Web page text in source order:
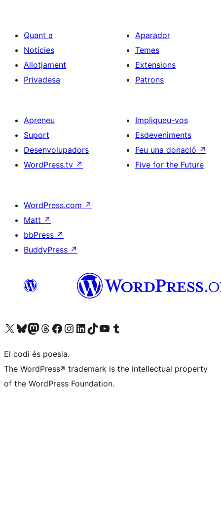
Quant a
Notícies
Allotjament
Privadesa
Aparador
Temes
Extensions
Patrons
Apreneu
Suport
Desenvolupadors
WordPress.tv ↗
Impliqueu-vos
Esdeveniments
Feu una donació ↗
Five for the Future
WordPress.com ↗
Matt ↗
bbPress ↗
BuddyPress ↗
Visiteu el nostre compte X (abans Twitter)
Visiteu el nostre compte de Bluesky
Visiteu el nostre compte al Mastodon
Visiteu el nostre compte de Threads
Visiteu la nostra pàgina al Facebook
Visiteu el nostre compte d'Instagram
Visiteu el nostre compte de LinkedIn
Visiteu el nostre compte de TikTok
Visiteu el nostre canal al YouTube
Visiteu el nostre compte de Tumblr
El codi és poesia.
The WordPress® trademark is the intellectual property
of the WordPress Foundation.